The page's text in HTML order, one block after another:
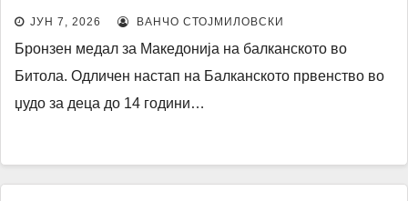
ЈУН 7, 2026 ВАНЧО СТОЈМИЛОВСКИ
Бронзен медал за Македонија на балканското во
Битола. Одличен настап на Балканското првенство во
џудо за деца до 14 години…